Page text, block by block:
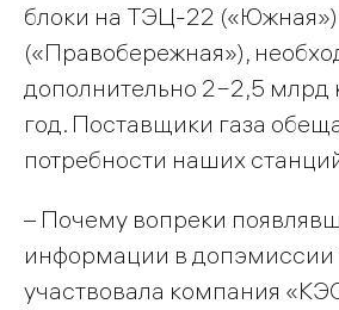
блоки на ТЭЦ-22
(«Правобережная»),
дополнительно 2−2,5 млрд
год. Поставщики газа
потребности наших
– Почему вопреки
информации в допэмиссии
участвовала компания